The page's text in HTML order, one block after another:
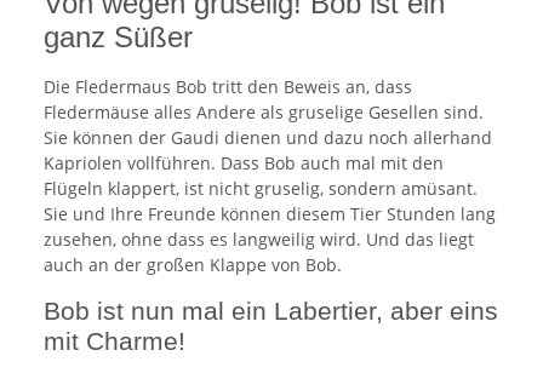
ganz Süßer
Die Fledermaus Bob tritt den Beweis an, dass
Fledermäuse alles Andere als gruselige Gesellen sind.
Sie können der Gaudi dienen und dazu noch allerhand
Kapriolen vollführen. Dass Bob auch mal mit den
Flügeln klappert, ist nicht gruselig, sondern amüsant.
Sie und Ihre Freunde können diesem Tier Stunden lang
zusehen, ohne dass es langweilig wird. Und das liegt
auch an der großen Klappe von Bob.
Bob ist nun mal ein Labertier, aber eins
mit Charme!